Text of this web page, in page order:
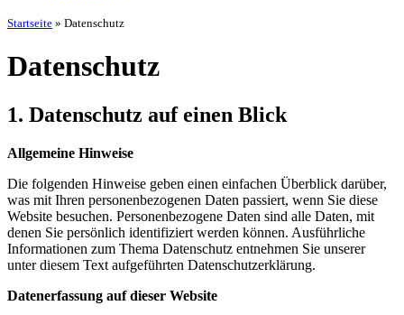
Startseite » Datenschutz
Datenschutz
1. Datenschutz auf einen Blick
Allgemeine Hinweise
Die folgenden Hinweise geben einen einfachen Überblick darüber,
was mit Ihren personenbezogenen Daten passiert, wenn Sie diese
Website besuchen. Personenbezogene Daten sind alle Daten, mit
denen Sie persönlich identifiziert werden können. Ausführliche
Informationen zum Thema Datenschutz entnehmen Sie unserer
unter diesem Text aufgeführten Datenschutzerklärung.
Datenerfassung auf dieser Website